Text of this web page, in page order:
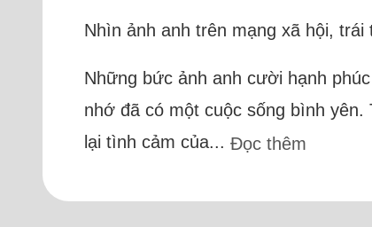
Nhìn ảnh anh trên mạng xã hội,
Những bức ảnh anh cười hạnh
nhớ đã có một cuộc sống bình
lại tình cảm của...Đọc thêm